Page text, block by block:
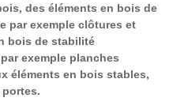
des éléments en bois de
par exemple clôtures et
bois de stabilité
exemple planches
éléments en bois stables,
portes.